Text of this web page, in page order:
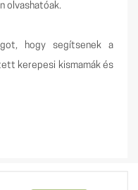
olvashatóak.
hogy segítsenek a
kerepesi kismamák és